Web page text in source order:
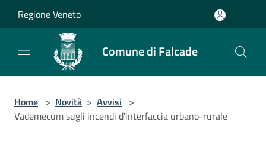
Regione Veneto
Comune di Falcade
Home > Novità > Avvisi >
Vademecum sugli incendi d'interfaccia urbano-rurale